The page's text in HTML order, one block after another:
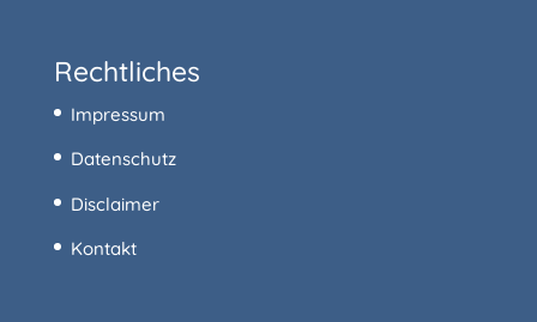
Rechtliches
Impressum
Datenschutz
Disclaimer
Kontakt